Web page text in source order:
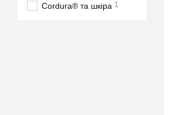
Cordura® та шкіра 1